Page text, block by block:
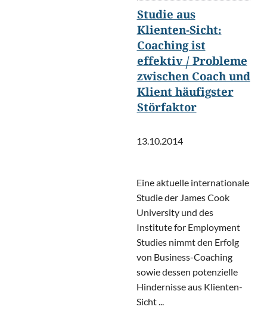
Studie aus
Klienten-Sicht:
Coaching ist
effektiv / Probleme
zwischen Coach und
Klient häufigster
Störfaktor
13.10.2014
Eine aktuelle internationale
Studie der James Cook
University und des
Institute for Employment
Studies nimmt den Erfolg
von Business-Coaching
sowie dessen potenzielle
Hindernisse aus Klienten-
Sicht ...